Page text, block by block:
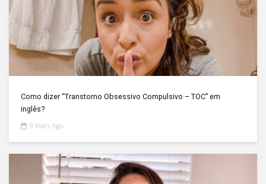
Como dizer “Transtorno Obsessivo Compulsivo – TOC” em
inglês?
9 Years Ago